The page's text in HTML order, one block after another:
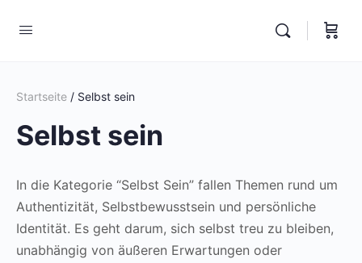
Startseite / Selbst sein
Selbst sein
In die Kategorie “Selbst Sein” fallen Themen rund um
Authentizität, Selbstbewusstsein und persönliche
Identität. Es geht darum, sich selbst treu zu bleiben,
unabhängig von äußeren Erwartungen oder